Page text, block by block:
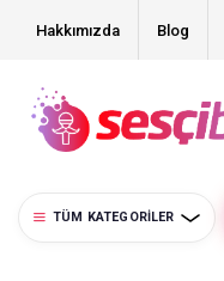
Hakkımızda Blog
TÜM KATEGORILER